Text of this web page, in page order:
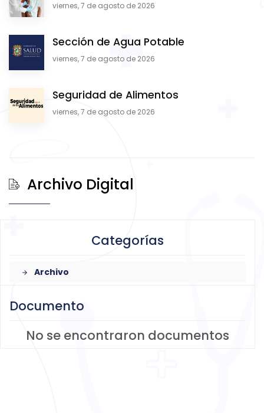
viernes, 7 de agosto de 2026
Sección de Agua Potable
viernes, 7 de agosto de 2026
Seguridad de Alimentos
viernes, 7 de agosto de 2026
Archivo Digital
Categorías
arrow_forward Archivo
Documento
No se encontraron documentos